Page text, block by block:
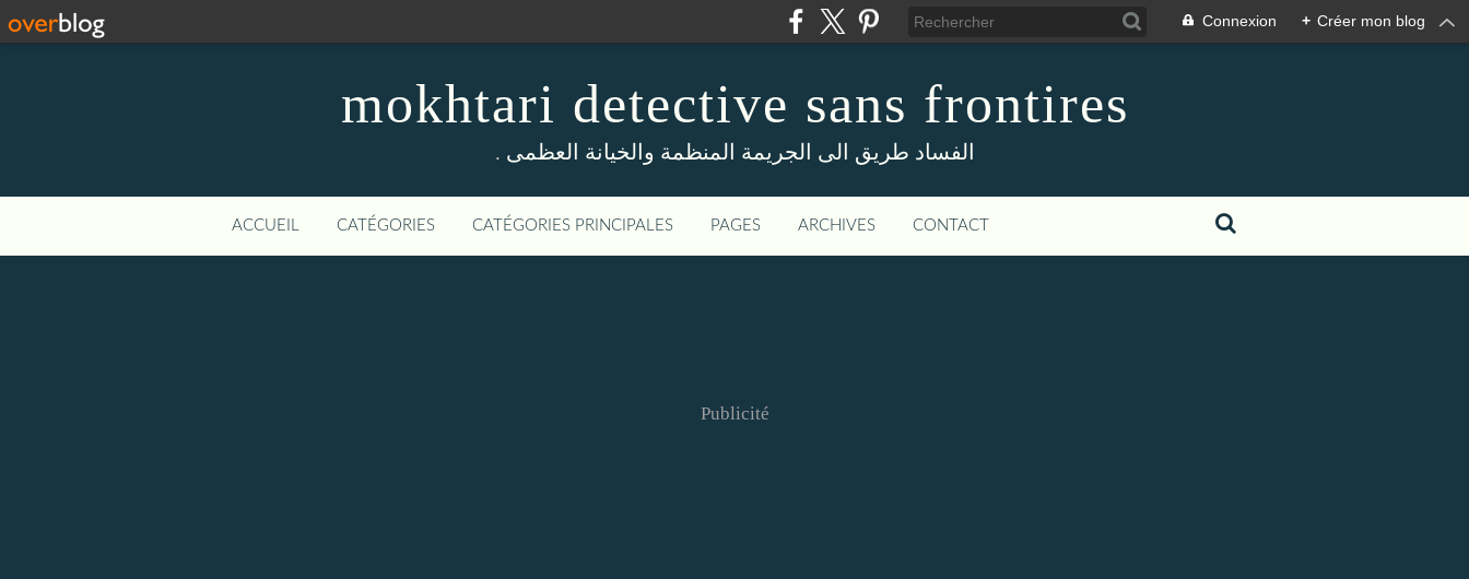
Connexion + Créer mon blog
mokhtari detective sans frontires
. الفساد طريق الى الجريمة المنظمة والخيانة العظمى
ACCUEIL CATÉGORIES CATÉGORIES PRINCIPALES PAGES ARCHIVES CONTACT
Publicité